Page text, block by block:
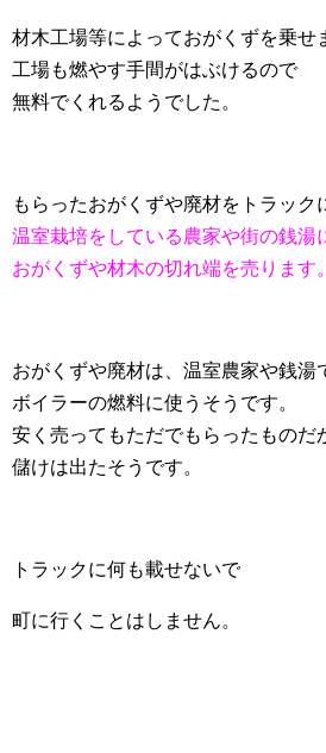
材木工場等によっておがくずを乗せ
工場も燃やす手間がはぶけるので
無料でくれるようでした。
もらったおがくずや廃材をトラック
温室栽培をしている農家や街の銭湯
おがくずや材木の切れ端を売ります。
おがくずや廃材は、温室農家や銭湯
ボイラーの燃料に使うそうです。
安く売ってもただでもらったものだ
儲けは出たそうです。
トラックに何も載せないで
町に行くことはしません。